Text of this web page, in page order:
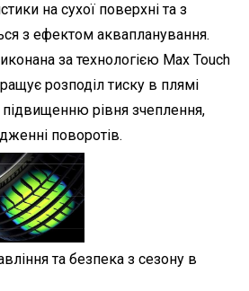
на сухої поверхні та з
з ефектом аквапланування.
за технологією Max Touch
розподіл тиску в плямі
рівня зчеплення,
поворотів.
та безпека з сезону в